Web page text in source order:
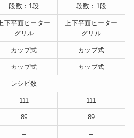
段数：1段
段数：1段
上下平面ヒーター
グリル
上下平面ヒーター
グリル
カップ式 カップ式
カップ式 カップ式
レシピ数
111 111
89 89
– –